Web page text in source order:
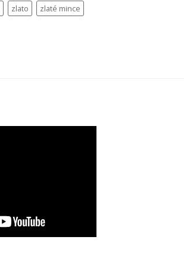
zlato zlaté mince